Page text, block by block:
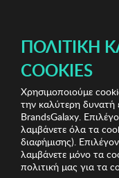
Sports Sunglasses
Γυαλιά Ηλίου Kodak
Sports
ΠΟΛΙΤΙΚΉ
COOKIES
Χρησιμοποιούμε
την καλύτερη δυνατή
BrandsGalaxy.
λαμβάνετε όλα τα
διαφήμισης).
λαμβάνετε μόνο τα
πολιτική μας για τα